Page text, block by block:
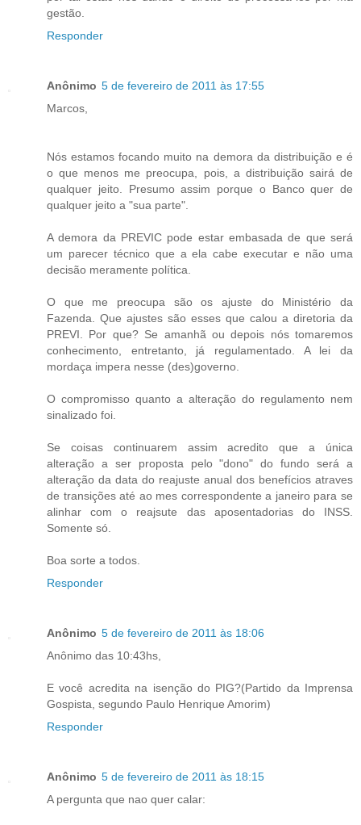
gestão.
Responder
Anônimo 5 de fevereiro de 2011 às 17:55
Marcos,
Nós estamos focando muito na demora da distribuição e é
o que menos me preocupa, pois, a distribuição sairá de
qualquer jeito. Presumo assim porque o Banco quer de
qualquer jeito a "sua parte".
A demora da PREVIC pode estar embasada de que será
um parecer técnico que a ela cabe executar e não uma
decisão meramente política.
O que me preocupa são os ajuste do Ministério da
Fazenda. Que ajustes são esses que calou a diretoria da
PREVI. Por que? Se amanhã ou depois nós tomaremos
conhecimento, entretanto, já regulamentado. A lei da
mordaça impera nesse (des)governo.
O compromisso quanto a alteração do regulamento nem
sinalizado foi.
Se coisas continuarem assim acredito que a única
alteração a ser proposta pelo "dono" do fundo será a
alteração da data do reajuste anual dos benefícios atraves
de transições até ao mes correspondente a janeiro para se
alinhar com o reajsute das aposentadorias do INSS.
Somente só.
Boa sorte a todos.
Responder
Anônimo 5 de fevereiro de 2011 às 18:06
Anônimo das 10:43hs,
E você acredita na isenção do PIG?(Partido da Imprensa
Gospista, segundo Paulo Henrique Amorim)
Responder
Anônimo 5 de fevereiro de 2011 às 18:15
A pergunta que nao quer calar: